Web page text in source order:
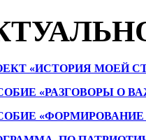
Т «ИСТОРИЯ МОЕЙ
«РАЗГОВОРЫ О